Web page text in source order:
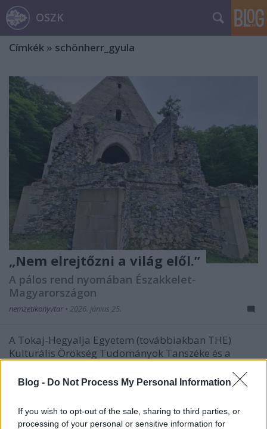
Blog - Do Not Process My Personal Information
If you wish to opt-out of the sale, sharing to third parties, or
processing of your personal or sensitive information for
OSZK
Címkék » schönherr_gyula
„Nem elrejtőzni a világ elől.”
A pálos rend nyomában Északkelet-
Magyarországon
nemzetikonyvtar • 2026. június 25.
A Tokaj-Hegyalja Egyetem (továbbiakban THE)
Kulturális Örökség Tudományok Tanszéke és a
június 3. és 5. között pálos konferenciát rendezett,
amelynek első napján Sárospatakon, második
napján Sátoraljaújhelyen hangoztak el az előadások,
a harmadik napon…